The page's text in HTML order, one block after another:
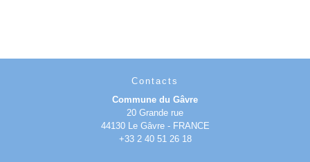
Contacts
Commune du Gâvre
20 Grande rue
44130 Le Gâvre - FRANCE
+33 2 40 51 26 18